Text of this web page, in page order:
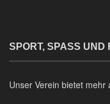
SPORT, SPASS UND
Unser Verein bietet mehr